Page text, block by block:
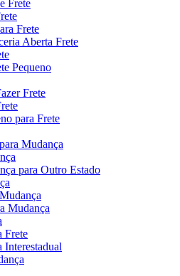
Frete
Frete
Aberta Frete
Pequeno
Frete
para Frete
Mudança
para Outro Estado
Mudança
Frete
Interestadual